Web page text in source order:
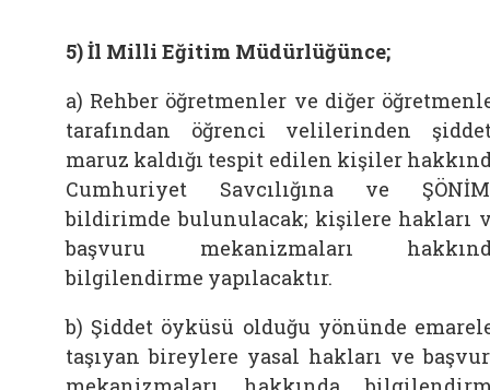
5) İl Milli Eğitim Müdürlüğünce;
a) Rehber öğretmenler ve diğer
tarafından öğrenci velilerinden
maruz kaldığı tespit edilen kişiler
Cumhuriyet Savcılığına ve
bildirimde bulunulacak; kişilere hakları
başvuru mekanizmaları
bilgilendirme yapılacaktır.
b) Şiddet öyküsü olduğu yönünde
taşıyan bireylere yasal hakları ve